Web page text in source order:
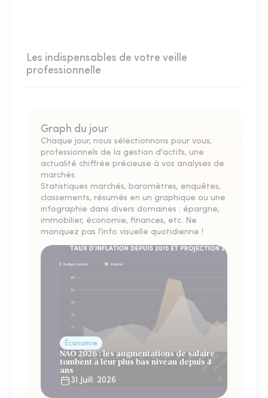
Les indispensables de votre veille
professionnelle
Graph du jour
Chaque jour, nous sélectionnons pour vous,
professionnels de la gestion d'actifs, une
actualité chiffrée précieuse à vos analyses de
marchés.
Statistiques marchés, baromètres, enquêtes,
classements, résumés en un graphique ou une
infographie dans divers domaines : épargne,
immobilier, économie, finances, etc. Ne
manquez pas l'info visuelle quotidienne !
Économie
NAO 2026 : les augmentations de salaire
tombent à leur plus bas niveau depuis 4
ans
31 Juill. 2026